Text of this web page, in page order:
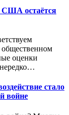
остаётся
общественном
оценки
стало
войне